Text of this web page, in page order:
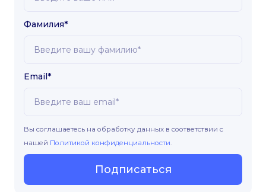
Фамилия*
Email*
Вы соглашаетесь на обработку данных в соответствии с
нашей Политикой конфиденциальности.
Подписаться